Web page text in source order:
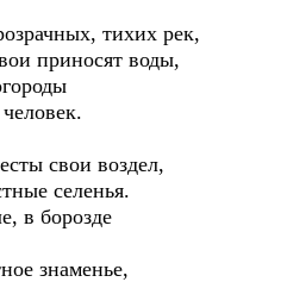
тихих рек,
приносят воды,
свои воздел,
селенья.
в борозде
знаменье,